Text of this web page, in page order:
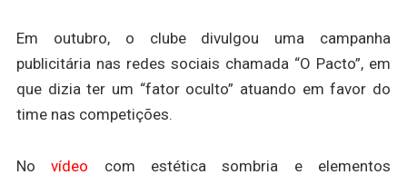
Em outubro, o clube divulgou uma campanha
publicitária nas redes sociais chamada “O Pacto”, em
que dizia ter um “fator oculto” atuando em favor do
time nas competições.
Novídeo com estética sombria e elementos